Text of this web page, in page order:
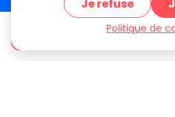
contact@metallerie-grand-
46 bis Av. du Maine, 75015
Devis gratuit
Je refuse
Politique de